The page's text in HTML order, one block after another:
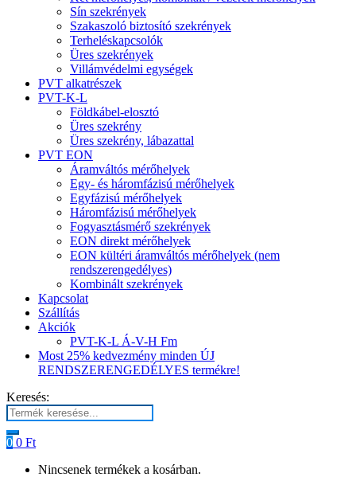
Sín szekrények
Szakaszoló biztosító szekrények
Terheléskapcsolók
Üres szekrények
Villámvédelmi egységek
PVT alkatrészek
PVT-K-L
Földkábel-elosztó
Üres szekrény
Üres szekrény, lábazattal
PVT EON
Áramváltós mérőhelyek
Egy- és háromfázisú mérőhelyek
Egyfázisú mérőhelyek
Háromfázisú mérőhelyek
Fogyasztásmérő szekrények
EON direkt mérőhelyek
EON kültéri áramváltós mérőhelyek (nem
rendszerengedélyes)
Kombinált szekrények
Kapcsolat
Szállítás
Akciók
PVT-K-L Á-V-H Fm
Most 25% kedvezmény minden ÚJ
RENDSZERENGEDÉLYES termékre!
Keresés:
0 0 Ft
Nincsenek termékek a kosárban.